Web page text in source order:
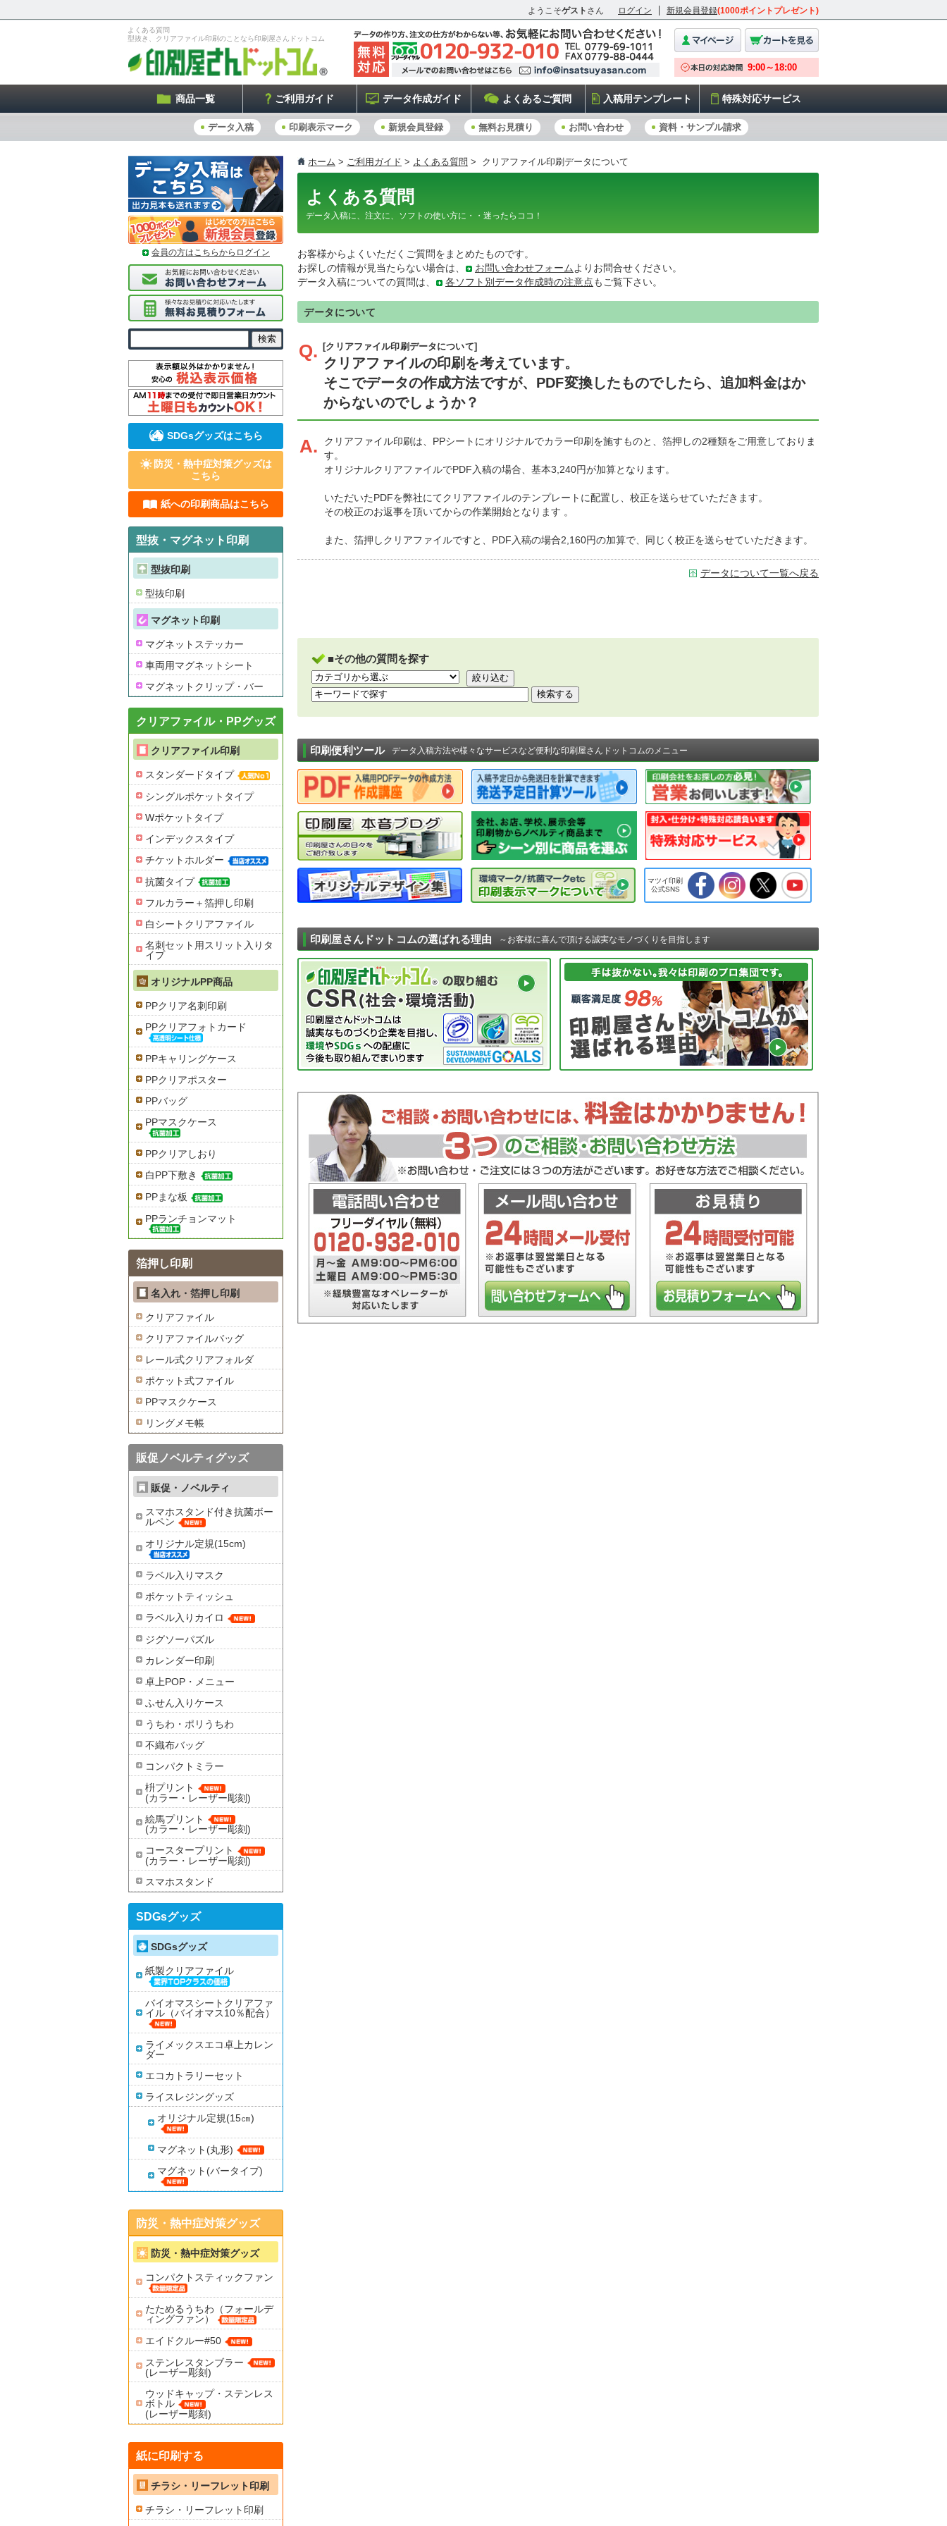
よくある質問
型抜き、クリアファイル印刷のことなら印刷屋さんドットコム
ようこそゲスト さん ログイン 新規会員登録(1000ポイントプレゼント)
商品一覧 ご利用ガイド データ作成ガイド よくあるご質問 入稿用テンプレート 特殊対応サービス
データ入稿 印刷表示マーク 新規会員登録 無料お見積り お問い合わせ 資料・サンプル請求
ホーム > ご利用ガイド > よくある質問 > クリアファイル印刷データについて
よくある質問
データ入稿に、注文に、ソフトの使い方に・・迷ったらココ！
お客様からよくいただくご質問をまとめたものです。
お探しの情報が見当たらない場合は、
お問い合わせフォーム よりお問合せください。
データ入稿についての質問は、
各ソフト別データ作成時の注意点 もご覧下さい。
データについて
Q. [クリアファイル印刷データについて]
クリアファイルの印刷を考えています。
そこでデータの作成方法ですが、PDF変換したものでしたら、追加料金はか
からないのでしょうか？
A.
クリアファイル印刷は、PPシートにオリジナルでカラー印刷を施すものと、箔押しの2種類をご用意しておりま
す。
オリジナルクリアファイルでPDF入稿の場合、基本3,240円が加算となります。
いただいたPDFを弊社にてクリアファイルのテンプレートに配置し、校正を送らせていただきます。
その校正のお返事を頂いてからの作業開始となります 。
また、箔押しクリアファイルですと、PDF入稿の場合2,160円の加算で、同じく校正を送らせていただきます。
データについて一覧へ戻る
■その他の質問を探す
印刷便利ツール データ入稿方法や様々なサービスなど便利な印刷屋さんドットコムのメニュー
マツイ印刷
公式SNS
印刷屋さんドットコムの選ばれる理由 ～お客様に喜んで頂ける誠実なモノづくりを目指します
会員の方はこちらからログイン
SDGsグッズはこちら
防災・熱中症対策グッズは
こちら
紙への印刷商品はこちら
型抜・マグネット印刷
型抜印刷
型抜印刷
マグネット印刷
マグネットステッカー
車両用マグネットシート
マグネットクリップ・バー
クリアファイル・PPグッズ
クリアファイル印刷
スタンダードタイプ
シングルポケットタイプ
Wポケットタイプ
インデックスタイプ
チケットホルダー
抗菌タイプ
フルカラー＋箔押し印刷
白シートクリアファイル
名刺セット用スリット入りタ
イプ
オリジナルPP商品
PPクリア名刺印刷
PPクリアフォトカード
PPキャリングケース
PPクリアポスター
PPバッグ
PPマスクケース
PPクリアしおり
白PP下敷き
PPまな板
PPランチョンマット
箔押し印刷
名入れ・箔押し印刷
クリアファイル
クリアファイルバッグ
レール式クリアフォルダ
ポケット式ファイル
PPマスクケース
リングメモ帳
販促ノベルティグッズ
販促・ノベルティ
スマホスタンド付き抗菌ボー
ルペン
オリジナル定規(15cm)
ラベル入りマスク
ポケットティッシュ
ラベル入りカイロ
ジグソーパズル
カレンダー印刷
卓上POP・メニュー
ふせん入りケース
うちわ・ポリうちわ
不織布バッグ
コンパクトミラー
枡プリント
(カラー・レーザー彫刻)
絵馬プリント
(カラー・レーザー彫刻)
コースタープリント
(カラー・レーザー彫刻)
スマホスタンド
SDGsグッズ
SDGsグッズ
紙製クリアファイル
バイオマスシートクリアファ
イル（バイオマス10％配合）
ライメックスエコ卓上カレン
ダー
エコカトラリーセット
ライスレジングッズ
オリジナル定規(15㎝)
マグネット(丸形)
マグネット(バータイプ)
防災・熱中症対策グッズ
防災・熱中症対策グッズ
コンパクトスティックファン
たためるうちわ（フォールデ
ィングファン）
エイドクルー#50
ステンレスタンブラー
(レーザー彫刻)
ウッドキャップ・ステンレス
ボトル
(レーザー彫刻)
紙に印刷する
チラシ・リーフレット印刷
チラシ・リーフレット印刷